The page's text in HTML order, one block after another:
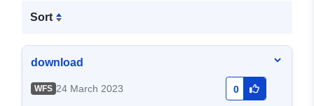
Sort
download
WFS 24 March 2023 0